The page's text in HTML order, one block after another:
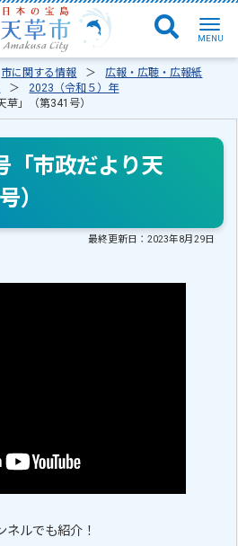
市に関する情報
広報・広聴・広報紙
2023（令和５）年
草」（第341号）
「市政だより天
）
最終更新日：2023年8月29日
ルでも紹介！